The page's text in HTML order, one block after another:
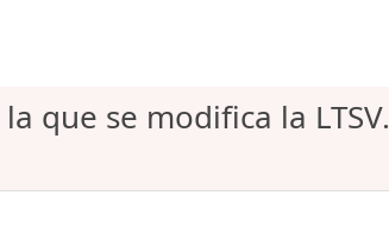
que se modifica la LTSV.